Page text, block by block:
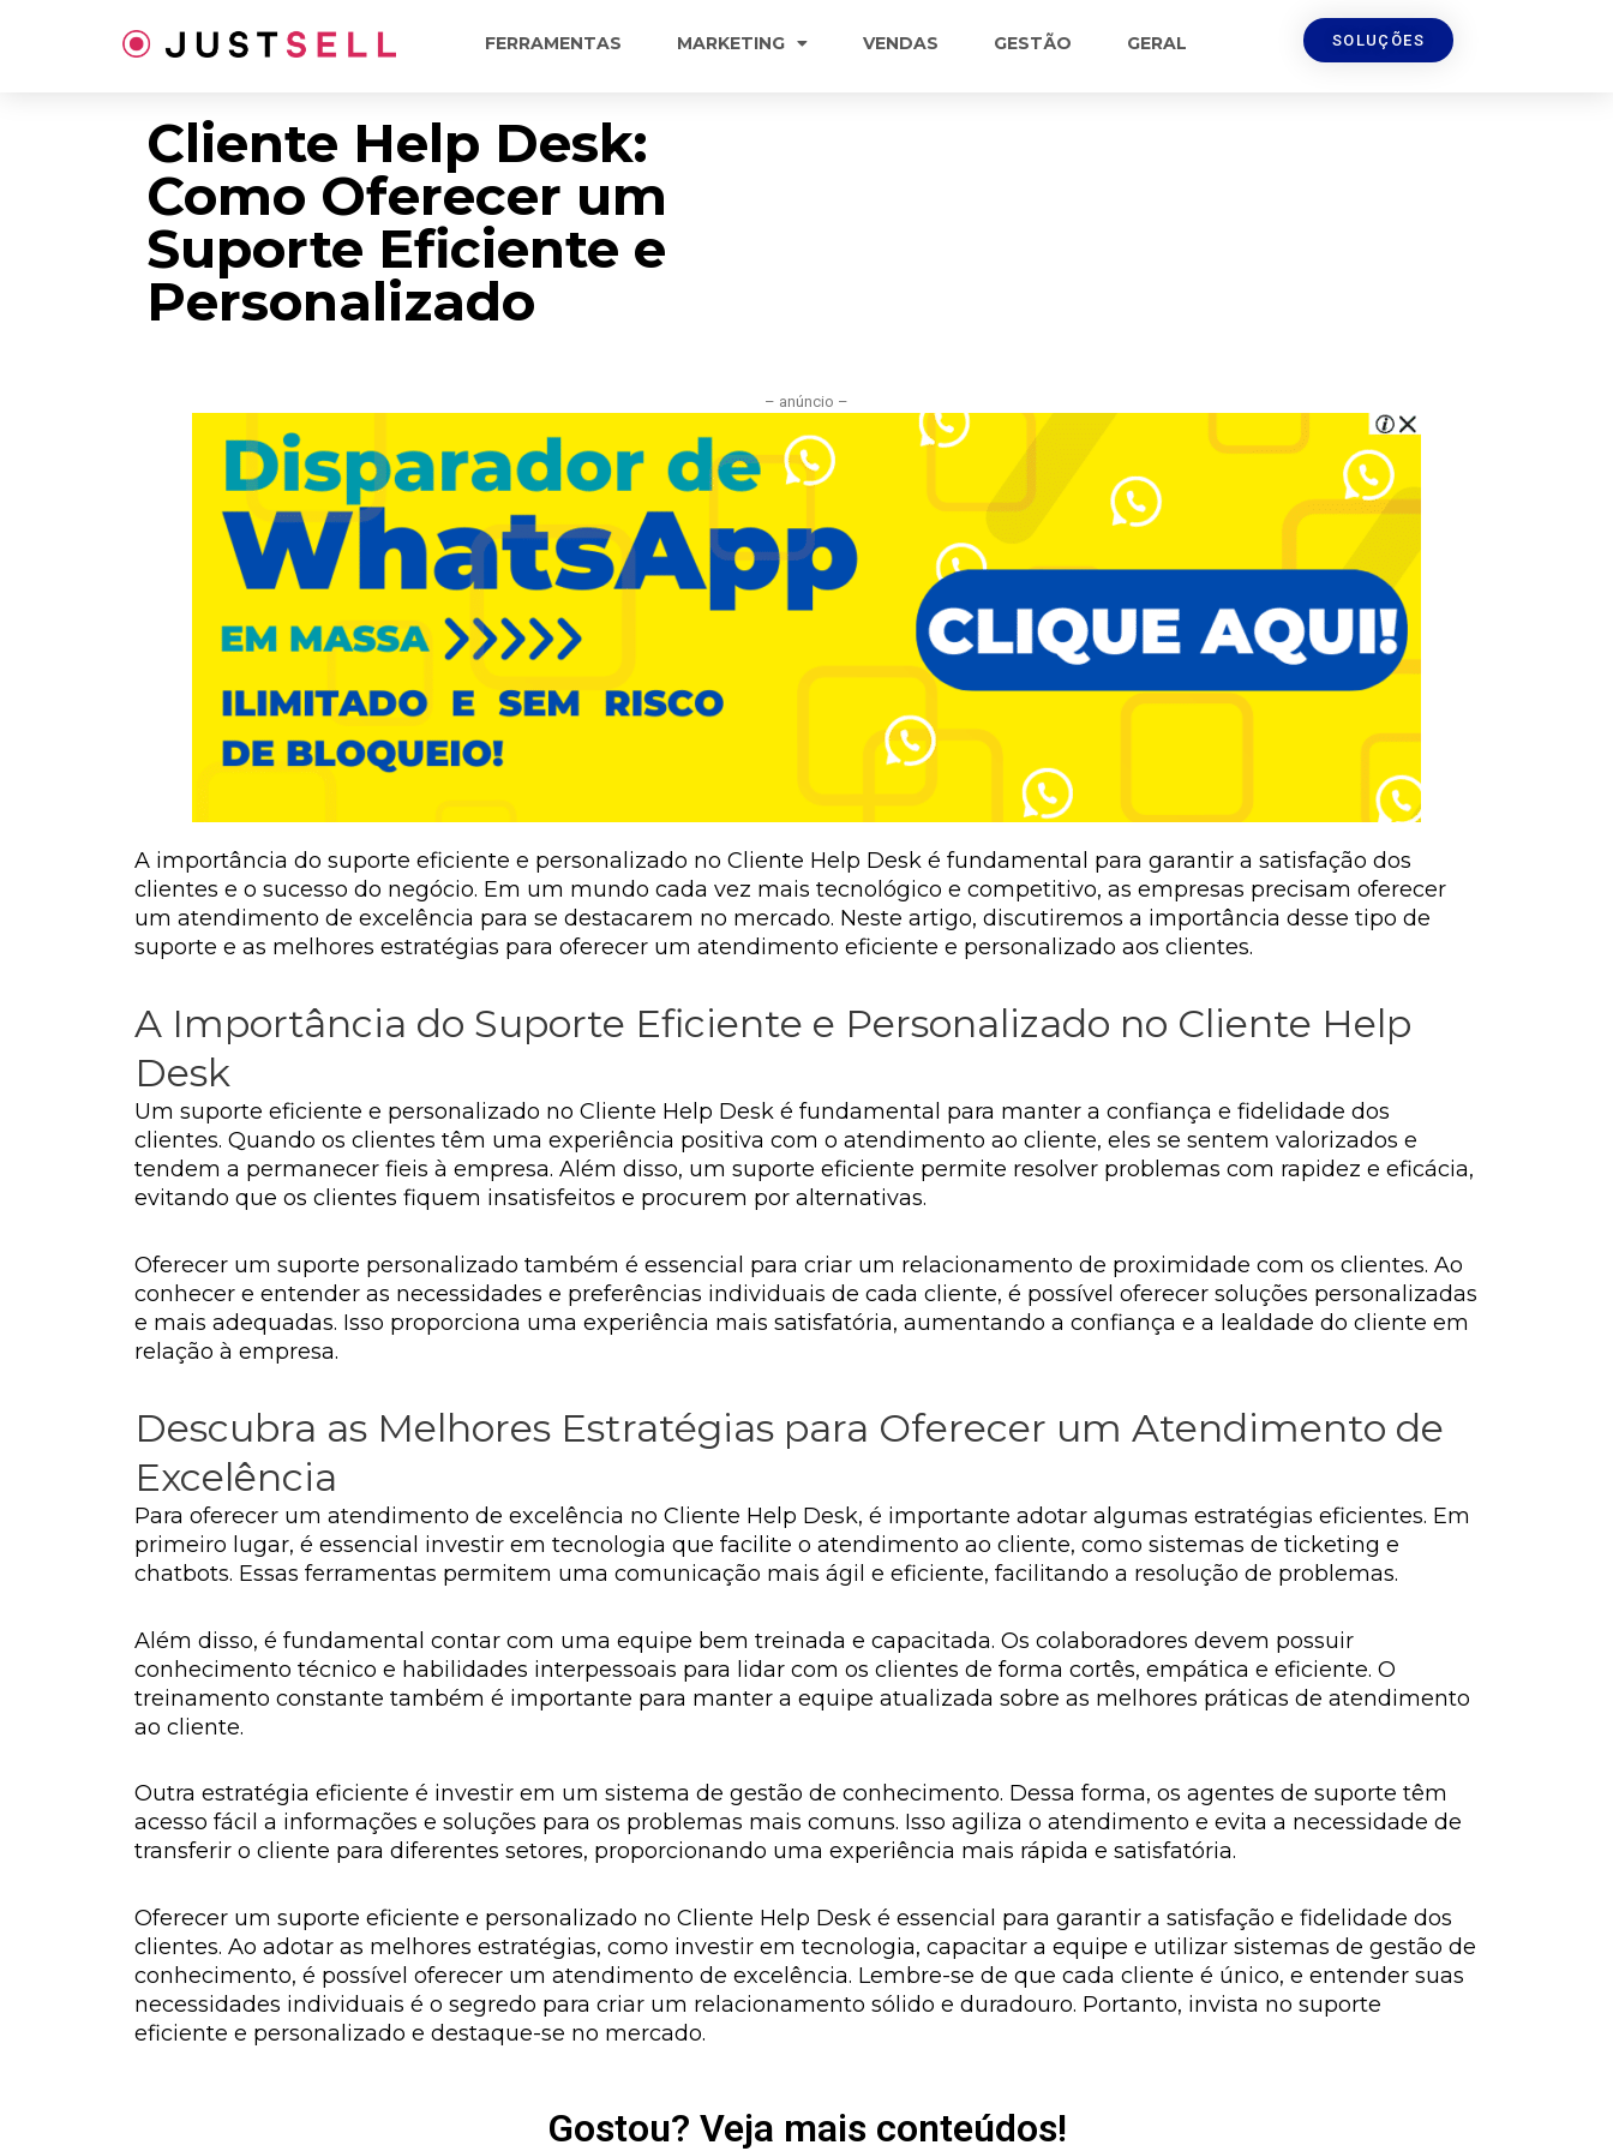
FERRAMENTAS MARKETING VENDAS GESTÃO GERAL SOLUÇÕES
Cliente Help Desk:
Como Oferecer um
Suporte Eficiente e
Personalizado
– anúncio –
A importância do suporte eficiente e personalizado no Cliente Help Desk é fundamental para garantir a satisfação dos
clientes e o sucesso do negócio. Em um mundo cada vez mais tecnológico e competitivo, as empresas precisam oferecer
um atendimento de excelência para se destacarem no mercado. Neste artigo, discutiremos a importância desse tipo de
suporte e as melhores estratégias para oferecer um atendimento eficiente e personalizado aos clientes.
A Importância do Suporte Eficiente e Personalizado no Cliente Help
Desk
Um suporte eficiente e personalizado no Cliente Help Desk é fundamental para manter a confiança e fidelidade dos
clientes. Quando os clientes têm uma experiência positiva com o atendimento ao cliente, eles se sentem valorizados e
tendem a permanecer fieis à empresa. Além disso, um suporte eficiente permite resolver problemas com rapidez e eficácia,
evitando que os clientes fiquem insatisfeitos e procurem por alternativas.
Oferecer um suporte personalizado também é essencial para criar um relacionamento de proximidade com os clientes. Ao
conhecer e entender as necessidades e preferências individuais de cada cliente, é possível oferecer soluções personalizadas
e mais adequadas. Isso proporciona uma experiência mais satisfatória, aumentando a confiança e a lealdade do cliente em
relação à empresa.
Descubra as Melhores Estratégias para Oferecer um Atendimento de
Excelência
Para oferecer um atendimento de excelência no Cliente Help Desk, é importante adotar algumas estratégias eficientes. Em
primeiro lugar, é essencial investir em tecnologia que facilite o atendimento ao cliente, como sistemas de ticketing e
chatbots. Essas ferramentas permitem uma comunicação mais ágil e eficiente, facilitando a resolução de problemas.
Além disso, é fundamental contar com uma equipe bem treinada e capacitada. Os colaboradores devem possuir
conhecimento técnico e habilidades interpessoais para lidar com os clientes de forma cortês, empática e eficiente. O
treinamento constante também é importante para manter a equipe atualizada sobre as melhores práticas de atendimento
ao cliente.
Outra estratégia eficiente é investir em um sistema de gestão de conhecimento. Dessa forma, os agentes de suporte têm
acesso fácil a informações e soluções para os problemas mais comuns. Isso agiliza o atendimento e evita a necessidade de
transferir o cliente para diferentes setores, proporcionando uma experiência mais rápida e satisfatória.
Oferecer um suporte eficiente e personalizado no Cliente Help Desk é essencial para garantir a satisfação e fidelidade dos
clientes. Ao adotar as melhores estratégias, como investir em tecnologia, capacitar a equipe e utilizar sistemas de gestão de
conhecimento, é possível oferecer um atendimento de excelência. Lembre-se de que cada cliente é único, e entender suas
necessidades individuais é o segredo para criar um relacionamento sólido e duradouro. Portanto, invista no suporte
eficiente e personalizado e destaque-se no mercado.
Gostou? Veja mais conteúdos!